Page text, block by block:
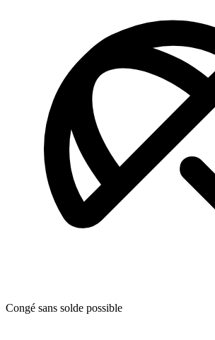
Congé sans solde possible